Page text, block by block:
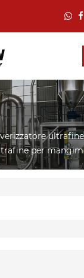
ultrafine
per